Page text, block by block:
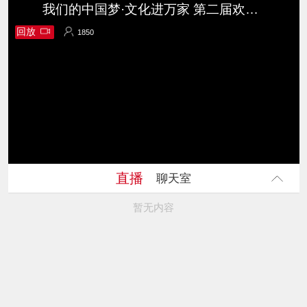
回放 1850
我们的中国梦·文化进万家 第二届欢乐嘉年华“丝路织梦·秀我伊犁” 原创服装秀
直播 聊天室
暂无内容